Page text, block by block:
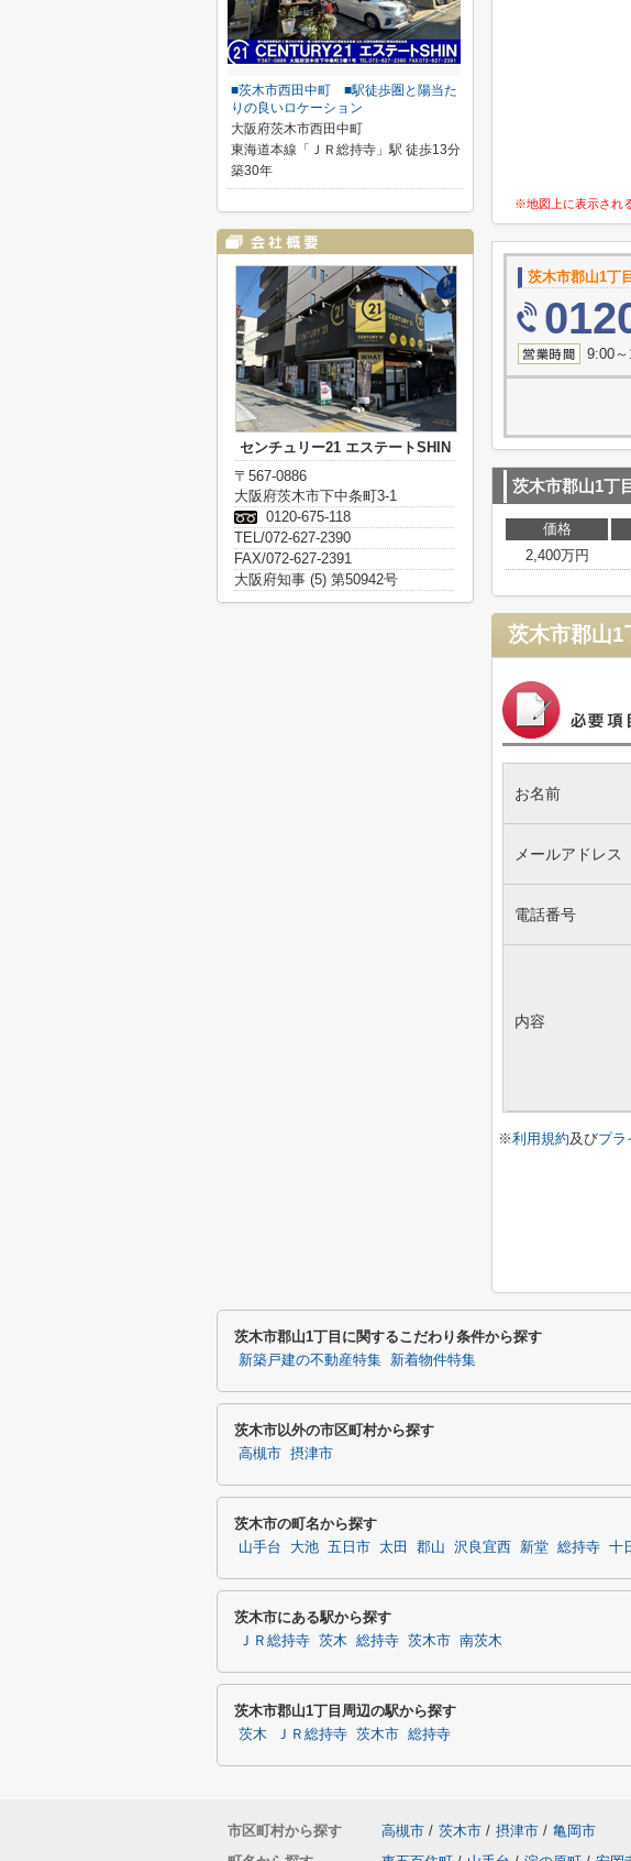
※地図上に表示され
茨木市郡山1丁目
9:00
茨木市郡山1丁目
価格
2,400万円
茨木市郡山1
お名前
メールアドレス
電話番号
内容
※利用規約及びプラ
■茨木市西田中町 ■駅徒歩圏と陽当た
りの良いロケーション
大阪府茨木市西田中町
東海道本線「ＪＲ総持寺」駅 徒歩13分
築30年
センチュリー21 エステートSHIN
〒567-0886
大阪府茨木市下中条町3-1
0120-675-118
TEL/072-627-2390
FAX/072-627-2391
大阪府知事 (5) 第50942号
茨木市郡山1丁目に関するこだわり条件から探す
新築戸建の不動産特集 新着物件特集
茨木市以外の市区町村から探す
高槻市 摂津市
茨木市の町名から探す
山手台 大池 五日市 太田 郡山 沢良宜西 新堂 総持寺 十
茨木市にある駅から探す
ＪＲ総持寺 茨木 総持寺 茨木市 南茨木
茨木市郡山1丁目周辺の駅から探す
茨木 ＪＲ総持寺 茨木市 総持寺
市区町村から探す 高槻市 / 茨木市 / 摂津市 / 亀岡市